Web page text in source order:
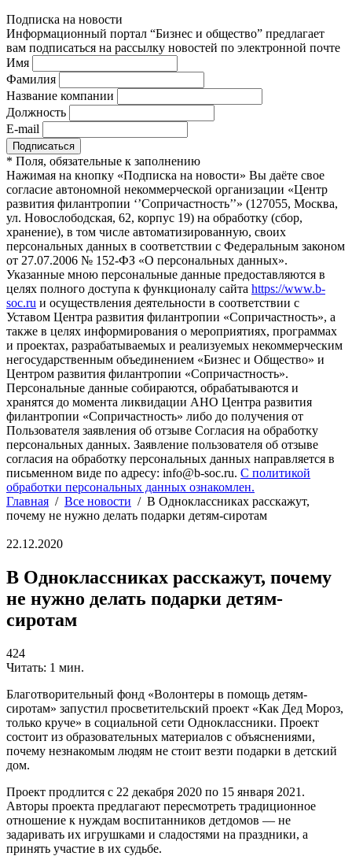
Подписка на новости
Информационный портал “Бизнес и общество” предлагает
вам подписаться на рассылку новостей по электронной почте
Имя
Фамилия
Название компании
Должность
E-mail
* Поля, обязательные к заполнению
Нажимая на кнопку «Подписка на новости» Вы даёте свое
согласие автономной некоммерческой организации «Центр
развития филантропии ‘’Сопричастность’’» (127055, Москва,
ул. Новослободская, 62, корпус 19) на обработку (сбор,
хранение), в том числе автоматизированную, своих
персональных данных в соответствии с Федеральным законом
от 27.07.2006 № 152-ФЗ «О персональных данных».
Указанные мною персональные данные предоставляются в
целях полного доступа к функционалу сайта https://www.b-
soc.ru и осуществления деятельности в соответствии с
Уставом Центра развития филантропии «Сопричастность», а
также в целях информирования о мероприятиях, программах
и проектах, разрабатываемых и реализуемых некоммерческим
негосударственным объединением «Бизнес и Общество» и
Центром развития филантропии «Сопричастность».
Персональные данные собираются, обрабатываются и
хранятся до момента ликвидации АНО Центра развития
филантропии «Сопричастность» либо до получения от
Пользователя заявления об отзыве Согласия на обработку
персональных данных. Заявление пользователя об отзыве
согласия на обработку персональных данных направляется в
письменном виде по адресу: info@b-soc.ru. С политикой
обработки персональных данных ознакомлен.
Главная / Все новости / В Одноклассниках расскажут,
почему не нужно делать подарки детям-сиротам
22.12.2020
В Одноклассниках расскажут, почему
не нужно делать подарки детям-
сиротам
424
Читать: 1 мин.
Благотворительный фонд «Волонтеры в помощь детям-
сиротам» запустил просветительский проект «Как Дед Мороз,
только круче» в социальной сети Одноклассники. Проект
состоит из образовательных материалов с объяснениями,
почему незнакомым людям не стоит везти подарки в детский
дом.
Проект продлится с 22 декабря 2020 по 15 января 2021.
Авторы проекта предлагают пересмотреть традиционное
отношение к нуждам воспитанников детдомов — не
задаривать их игрушками и сладостями на праздники, а
принять участие в их судьбе.